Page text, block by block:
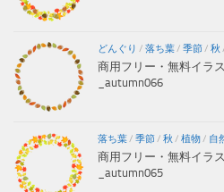
どんぐり / 落ち葉/ 季節/ 秋
商用フリー・無料イラ
_autumn066
落ち葉/ 季節/ 秋 / 植物/ 自
商用フリー・無料イラ
_autumn065